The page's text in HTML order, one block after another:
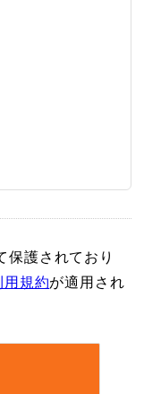
保護されており
用規約が適用され